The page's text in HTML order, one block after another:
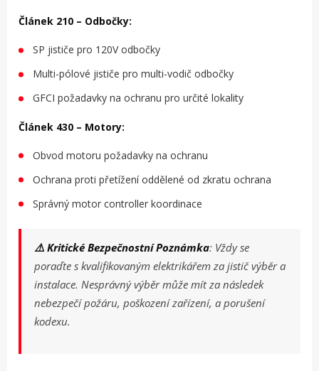
Článek 210 – Odbočky:
SP jističe pro 120V odbočky
Multi-pólové jističe pro multi-vodič odbočky
GFCI požadavky na ochranu pro určité lokality
Článek 430 – Motory:
Obvod motoru požadavky na ochranu
Ochrana proti přetížení oddělené od zkratu ochrana
Správný motor controller koordinace
⚠️ Kritické Bezpečnostní Poznámka: Vždy se
poraďte s kvalifikovaným elektrikářem za jistič výběr a
instalace. Nesprávný výběr může mít za následek
nebezpečí požáru, poškození zařízení, a porušení
kodexu.